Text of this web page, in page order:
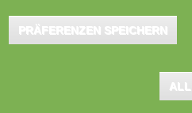
Gleichzeitig drängen weitere, neue
Führungskultur in der IT
PRÄFERENZEN SPEICHERN